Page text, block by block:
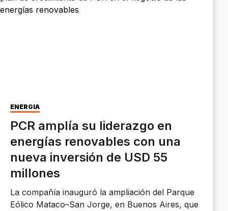
ENERGÍA
PCR amplía su liderazgo en
energías renovables con una
nueva inversión de USD 55
millones
La compañía inauguró la ampliación del Parque
Eólico Mataco–San Jorge, en Buenos Aires, que